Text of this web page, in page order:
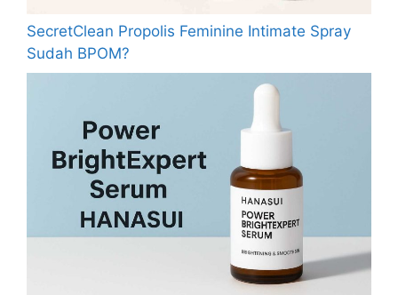
SecretClean Propolis Feminine Intimate Spray
Sudah BPOM?